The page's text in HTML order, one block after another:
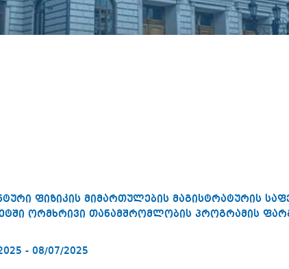
ფიზიკის მიმართულების მაგისტრატურის
ორმხრივი თანამშრომლობის პროგრამის
- 08/07/2025